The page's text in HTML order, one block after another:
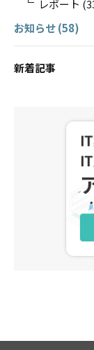
レポート
お知らせ(58)
新着記事